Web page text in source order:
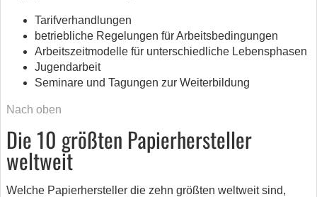
Tarifverhandlungen
betriebliche Regelungen für Arbeitsbedingungen
Arbeitszeitmodelle für unterschiedliche Lebensphasen
Jugendarbeit
Seminare und Tagungen zur Weiterbildung
Nach oben
Die 10 größten Papierhersteller
weltweit
Welche Papierhersteller die zehn größten weltweit sind,